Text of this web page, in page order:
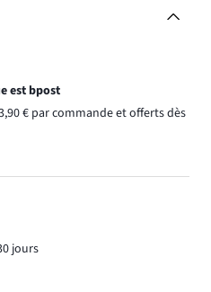
est bpost
€ par commande et offerts dès
jours